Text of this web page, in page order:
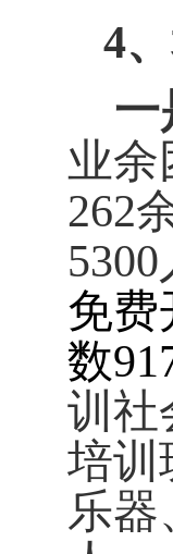
4
一
业余
262
5300
免费
数
训社
培训
乐器